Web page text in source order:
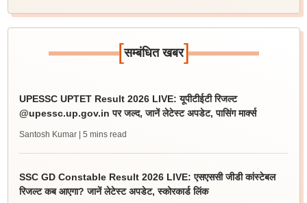
[सम्बंधित खबर]
UPESSC UPTET Result 2026 LIVE: यूपीटीईटी रिजल्ट
@upessc.up.gov.in पर जल्द, जानें लेटेस्ट अपडेट, पासिंग मार्क्स
Santosh Kumar | 5 mins read
SSC GD Constable Result 2026 LIVE: एसएससी जीडी कांस्टेबल
रिजल्ट कब आएगा? जानें लेटेस्ट अपडेट, स्कोरकार्ड लिंक